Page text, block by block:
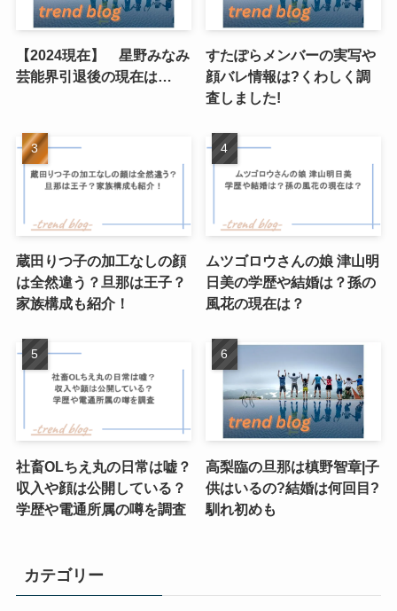
【2024現在】 星野みなみ
芸能界引退後の現在は…
すたぽらメンバーの実写や
顔バレ情報は?くわしく調
査しました!
蔵田りつ子の加工なしの顔
は全然違う？旦那は王子？
家族構成も紹介！
ムツゴロウさんの娘 津山明
日美の学歴や結婚は？孫の
風花の現在は？
社畜OLちえ丸の日常は嘘？
収入や顔は公開している？
学歴や電通所属の噂を調査
高梨臨の旦那は槙野智章|子
供はいるの?結婚は何回目?
馴れ初めも
カテゴリー